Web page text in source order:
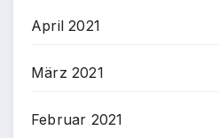
April 2021
März 2021
Februar 2021